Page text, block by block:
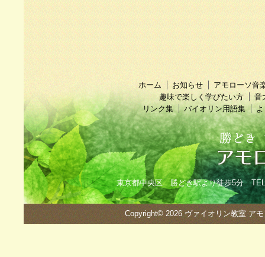
ホーム お知らせ
アモローソ音
趣味で楽しく学びたい方
音
リンク集
バイオリン用語集
東京都中央区 勝どき駅より徒歩5分
Copyright© 2026 ヴァイオリン教室 ア